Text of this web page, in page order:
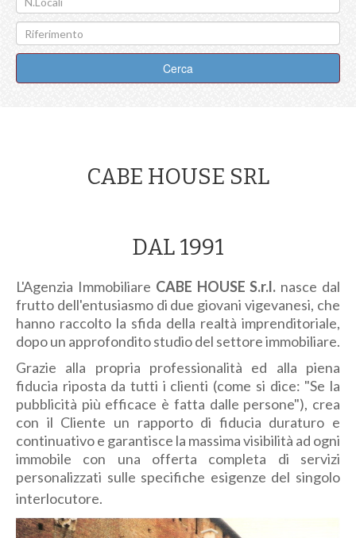
Cerca
CABE HOUSE SRL
DAL 1991
L'Agenzia Immobiliare CABE HOUSE S.r.l. nasce dal
frutto dell'entusiasmo di due giovani vigevanesi, che
hanno raccolto la sfida della realtà imprenditoriale,
dopo un approfondito studio del settore immobiliare.
Grazie alla propria professionalità ed alla piena
fiducia riposta da tutti i clienti (come si dice: "Se la
pubblicità più efficace è fatta dalle persone"), crea
con il Cliente un rapporto di fiducia duraturo e
continuativo e garantisce la massima visibilità ad ogni
immobile con una offerta completa di servizi
personalizzati sulle specifiche esigenze del singolo
interlocutore.